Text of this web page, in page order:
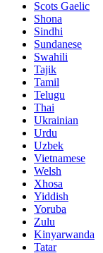
Scots Gaelic
Shona
Sindhi
Sundanese
Swahili
Tajik
Tamil
Telugu
Thai
Ukrainian
Urdu
Uzbek
Vietnamese
Welsh
Xhosa
Yiddish
Yoruba
Zulu
Kinyarwanda
Tatar